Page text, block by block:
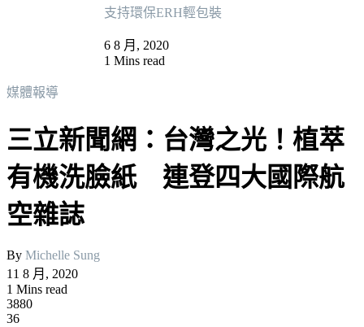
支持環保ERH輕包裝
6 8 月, 2020
1 Mins read
媒體報導
三立新聞網：台灣之光！植萃
有機洗臉紙 連登四大國際航
空雜誌
By Michelle Sung
11 8 月, 2020
1 Mins read
3880
36